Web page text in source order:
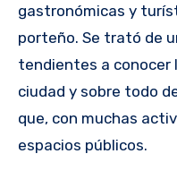
gastronómicas y
porteño. Se trató de
tendientes a conocer
ciudad y sobre todo
que, con muchas
espacios públicos.